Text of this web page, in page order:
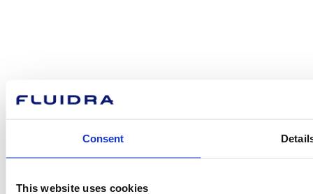
Consent
This website uses cookies
ajudar-te?
Contacta amb nosaltres